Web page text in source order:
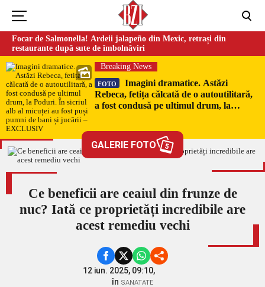
Focar de Salmonella! Ardeii jalapeño din Mexic, retrași din
restaurante după sute de îmbolnăviri
Breaking News
FOTO
Imagini dramatice. Astăzi
Rebeca, fetița călcată de o autoutilitară,
a fost condusă pe ultimul drum, la
EXCLUSIV
GALERIE FOTO 5
Ce beneficii are ceaiul din frunze de
nuc? Iată ce proprietăți incredibile are
acest remediu vechi
12 iun. 2025, 09:10,
în SANATATE